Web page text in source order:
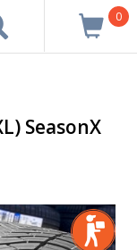
0
SeasonX